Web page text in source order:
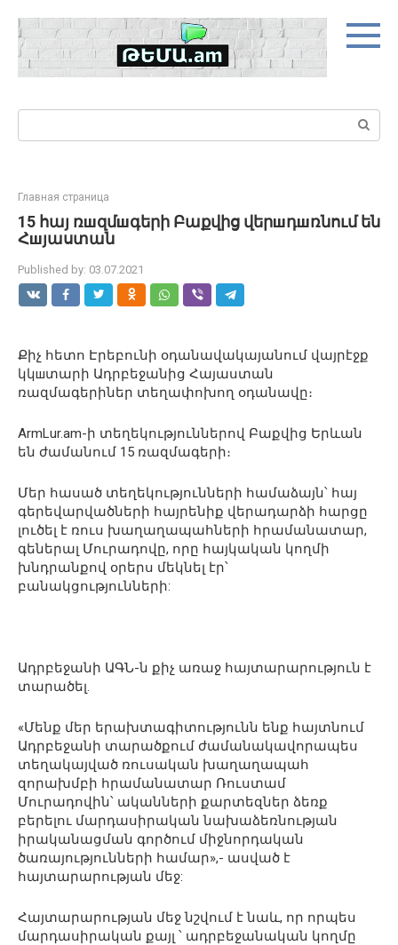
content
Search:
Главная страница
15 հայ ռшզմшգերի Բաքվից վերшդшռնում են
Հшյաստան
Published by: 03.07.2021
Քիչ հետո Էրեբունի օդանավակայանում վայրէջք
կկшտարի Ադրբեջանից Հայաստան
ռազմագերիներ տեղափոխող օդանավը։
ArmLur.am-ի տեղեկություններով Բաքվից Երևան
են ժամանում 15 ռազմագերի։
Մեր հասած տեղեկությունների համաձայն՝ հայ
գերեվարվածների հայրենիք վերադարձի հարցը
լուծել է ռուս խաղաղապահների հրամանատար,
գեներալ Մուրադովը, որը հայկական կողմի
խնդրանքով օրերս մեկնել էր՝
բանակցությունների:
Ադրբեջանի ԱԳՆ-ն քիչ առաջ հայտարարություն է
տարածել.
«Մենք մեր երախտագիտությունն ենք հայտնում
Ադրբեջանի տարածքում ժամանակավորապես
տեղակայված ռուսական խաղաղապահ
զորախմբի հրամանատար Ռուստամ
Մուրադովին՝ ականների քարտեզներ ձեռք
բերելու մարդասիրական նախաձեռնության
իրականացման գործում միջնորդական
ծառայությունների համար»,- ասված է
հայտարարության մեջ:
Հայտարարության մեջ նշվում է նաև, որ որպես
մարդասիրական քայլ ՝ ադրբեջանական կողմը